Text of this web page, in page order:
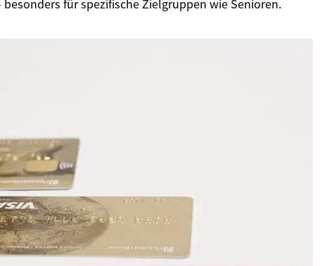
für spezifische Zielgruppen wie Senioren.